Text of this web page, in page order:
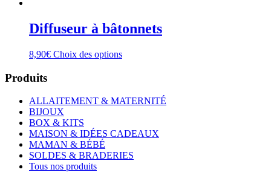
Diffuseur à bâtonnets
8,90€ Choix des optionsCe
variations.
Les
peuvent
être
choisies
sur
Produits
ALLAITEMENT & MATERNITÉ
BIJOUX
BOX & KITS
MAISON & IDÉES CADEAUX
MAMAN & BÉBÉ
SOLDES & BRADERIES
Tous nos produits